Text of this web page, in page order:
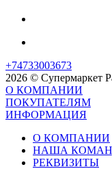
+74733003673
2026 © Супермаркет
О КОМПАНИИ
ПОКУПАТЕЛЯМ
ИНФОРМАЦИЯ
О КОМПАНИИ
НАША
РЕКВИЗИТЫ